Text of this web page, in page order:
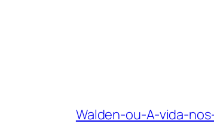
Walden-ou-A-vida-